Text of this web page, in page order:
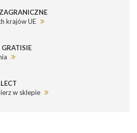
krajów UE
w sklepie